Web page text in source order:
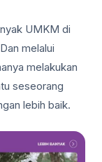
UMKM di
melalui
melakukan
seseorang
lebih baik.